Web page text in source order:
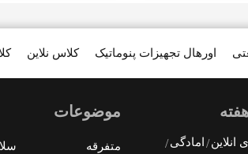
کلاس نلاین اورهال تجهیزات پنوماتیک
انلاین امادگی
موضوعات
متفرقه